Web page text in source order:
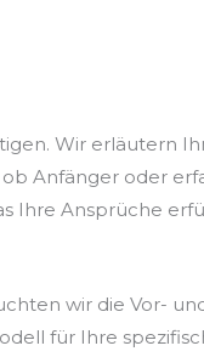
Wir erläutern
Anfänger oder
Ihre Ansprüche
wir die Vor-
für Ihre